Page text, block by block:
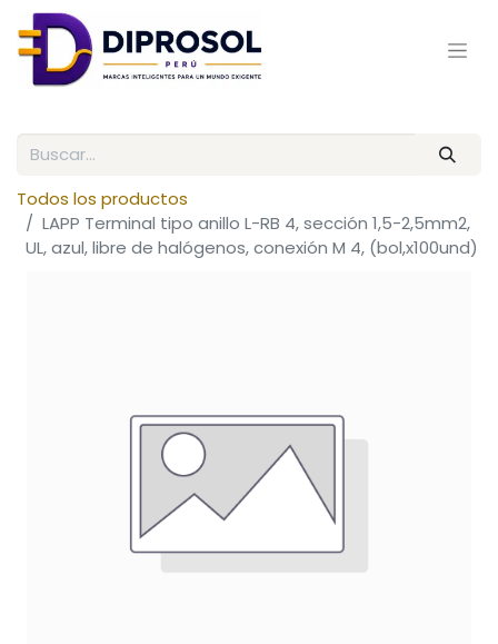
Todos los productos
LAPP Terminal tipo anillo L-RB 4, sección 1,5-2,5mm2,
UL, azul, libre de halógenos, conexión M 4, (bol,x100und)